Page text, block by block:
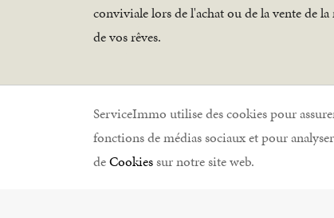
ServiceImmo utilise des cookies pour
fonctions de médias sociaux et pour
deCookiessur notre site web.
conviviale lors de l'achat ou de la vente de
de vos rêves.
ServiceImmo ©